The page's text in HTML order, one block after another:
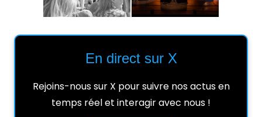
En direct sur X
Rejoins-nous sur X pour suivre nos actus en
temps réel et interagir avec nous !